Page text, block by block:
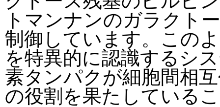
トマンナンのガラクト
制御しています。この
を特異的に認識するシ
素タンパクが細胞間相
の役割を果たしている